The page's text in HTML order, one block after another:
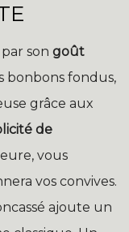
son goût
bonbons fondus,
grâce aux
de
vous
vos convives.
ajoute un